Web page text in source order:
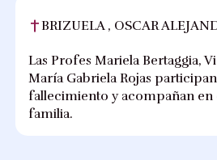
BRIZUELA , OSCAR
Las Profes Mariela Bertaggia,
María Gabriela Rojas
fallecimiento y acompañan en
familia.